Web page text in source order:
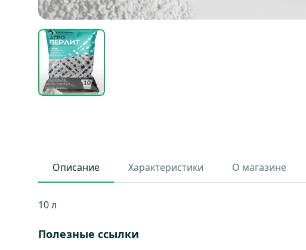
Описание Характеристики О магазине
10 л
Полезные ссылки